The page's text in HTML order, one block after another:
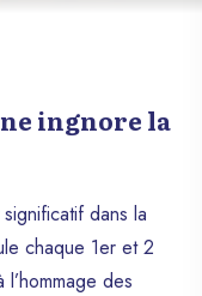
ingnore la
dans la
chaque 1er et 2
des